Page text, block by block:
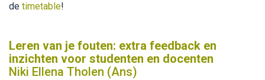
de timetable!
Leren van je fouten: extra feedback en
inzichten voor studenten en docenten
Niki Ellena Tholen (Ans)